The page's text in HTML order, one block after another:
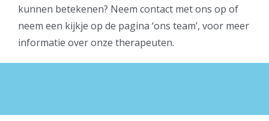
kunnen betekenen? Neem contact met ons op of
neem een kijkje op de pagina ‘ons team’, voor meer
informatie over onze therapeuten.